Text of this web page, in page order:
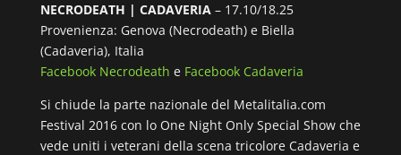
NECRODEATH | CADAVERIA– 17.10/18.25
Provenienza: Genova (Necrodeath) e Biella
(Cadaveria), Italia
Facebook Necrodeath e Facebook Cadaveria
Si chiude la parte nazionale del Metalitalia.com
Festival 2016 con lo One Night Only Special Show che
vede uniti i veterani della scena tricolore Cadaveria e